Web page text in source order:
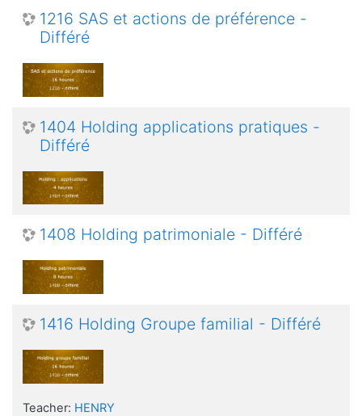
1216 SAS et actions de préférence -
Différé
1404 Holding applications pratiques -
Différé
1408 Holding patrimoniale - Différé
1416 Holding Groupe familial - Différé
Teacher: HENRY